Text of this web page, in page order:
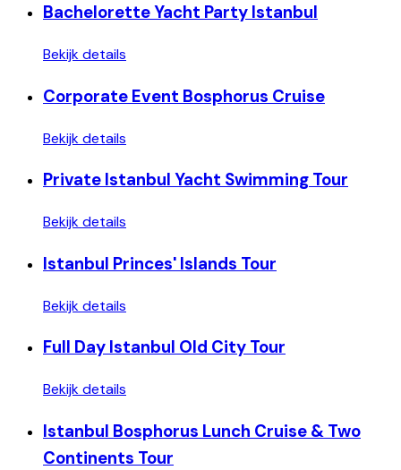
Bachelorette Yacht Party Istanbul
Bekijk details
Corporate Event Bosphorus Cruise
Bekijk details
Private Istanbul Yacht Swimming Tour
Bekijk details
Istanbul Princes' Islands Tour
Bekijk details
Full Day Istanbul Old City Tour
Bekijk details
Istanbul Bosphorus Lunch Cruise & Two
Continents Tour